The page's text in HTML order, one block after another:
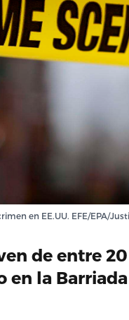
en EE.UU. EFE/EPA/
de entre
la